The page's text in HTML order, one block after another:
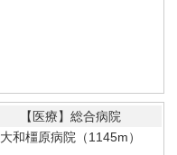
【医療】総合病院
大和橿原病院（1145m）